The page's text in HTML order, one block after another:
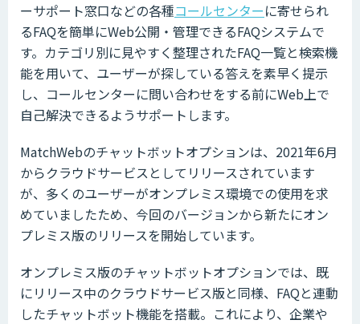
ーサポート窓口などの各種コールセンターに寄せられ
るFAQを簡単にWeb公開・管理できるFAQシステムで
す。カテゴリ別に見やすく整理されたFAQ一覧と検索機
能を用いて、ユーザーが探している答えを素早く提示
し、コールセンターに問い合わせをする前にWeb上で
自己解決できるようサポートします。
MatchWebのチャットボットオプションは、2021年6月
からクラウドサービスとしてリリースされています
が、多くのユーザーがオンプレミス環境での使用を求
めていましたため、今回のバージョンから新たにオン
プレミス版のリリースを開始しています。
オンプレミス版のチャットボットオプションでは、既
にリリース中のクラウドサービス版と同様、FAQと連動
したチャットボット機能を搭載。これにより、企業や